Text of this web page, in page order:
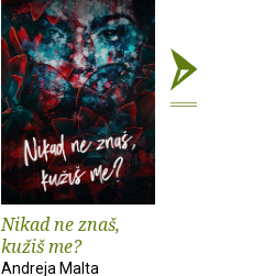
Nikad ne znaš,
kužiš me?
Andreja Malta